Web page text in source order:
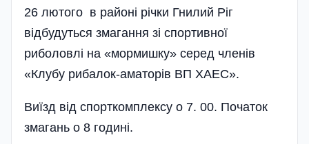
26 лютого в районі річки Гнилий Ріг
відбудуться змагання зі спортивної
риболовлі на «мормишку» серед членів
«Клубу рибалок-аматорів ВП ХАЕС».
Виїзд від спорткомплексу о 7. 00. Початок
змагань о 8 годині.